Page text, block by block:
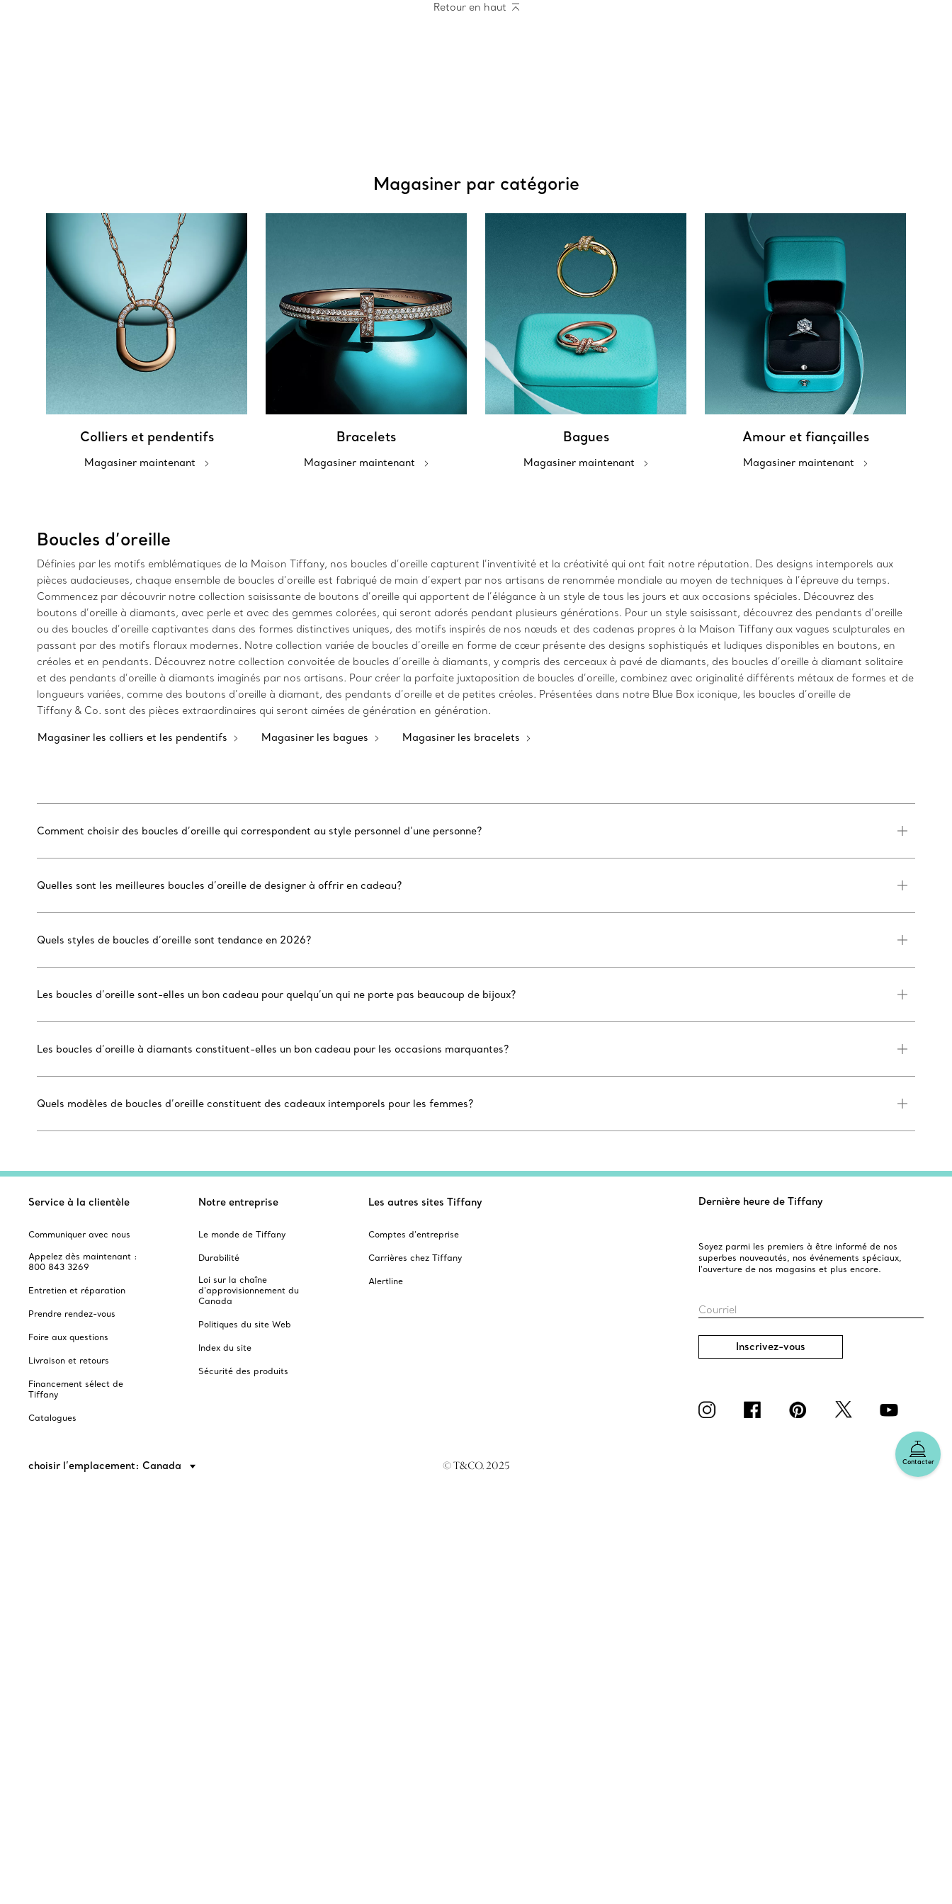
Retour en haut
Magasiner par catégorie
Colliers et pendentifs
Magasiner maintenant
Bracelets
Magasiner maintenant
Bagues
Magasiner maintenant
Amour et fiançailles
Magasiner maintenant
Boucles d’oreille
Définies par les motifs emblématiques de la Maison Tiffany, nos boucles d’oreille capturent l’inventivité et la créativité qui ont fait notre réputation. Des designs intemporels aux
pièces audacieuses, chaque ensemble de boucles d’oreille est fabriqué de main d’expert par nos artisans de renommée mondiale au moyen de techniques à l’épreuve du temps.
Commencez par découvrir notre collection saisissante de boutons d’oreille qui apportent de l’élégance à un style de tous les jours et aux occasions spéciales. Découvrez des
boutons d’oreille à diamants, avec perle et avec des gemmes colorées, qui seront adorés pendant plusieurs générations. Pour un style saisissant, découvrez des pendants d’oreille
ou des boucles d’oreille captivantes dans des formes distinctives uniques, des motifs inspirés de nos nœuds et des cadenas propres à la Maison Tiffany aux vagues sculpturales en
passant par des motifs floraux modernes. Notre collection variée de boucles d’oreille en forme de cœur présente des designs sophistiqués et ludiques disponibles en boutons, en
créoles et en pendants. Découvrez notre collection convoitée de boucles d’oreille à diamants, y compris des cerceaux à pavé de diamants, des boucles d’oreille à diamant solitaire
et des pendants d’oreille à diamants imaginés par nos artisans. Pour créer la parfaite juxtaposition de boucles d’oreille, combinez avec originalité différents métaux de formes et de
longueurs variées, comme des boutons d’oreille à diamant, des pendants d’oreille et de petites créoles. Présentées dans notre Blue Box iconique, les boucles d’oreille de
Tiffany & Co. sont des pièces extraordinaires qui seront aimées de génération en génération.
Magasiner les colliers et les pendentifs Magasiner les bagues Magasiner les bracelets
Comment choisir des boucles d’oreille qui correspondent au style personnel d’une personne?
Quelles sont les meilleures boucles d’oreille de designer à offrir en cadeau?
Quels styles de boucles d’oreille sont tendance en 2026?
Les boucles d’oreille sont-elles un bon cadeau pour quelqu’un qui ne porte pas beaucoup de bijoux?
Les boucles d’oreille à diamants constituent-elles un bon cadeau pour les occasions marquantes?
Quels modèles de boucles d’oreille constituent des cadeaux intemporels pour les femmes?
Contacter
Service à la clientèle
Communiquer avec nous
Appelez dès maintenant :
800 843 3269
Entretien et réparation
Prendre rendez-vous
Foire aux questions
Livraison et retours
Financement sélect de
Tiffany
Catalogues
Notre entreprise
Le monde de Tiffany
Durabilité
Loi sur la chaîne
d'approvisionnement du
Canada
Politiques du site Web
Index du site
Sécurité des produits
Les autres sites Tiffany
Comptes d’entreprise
Carrières chez Tiffany
Alertline
Dernière heure de Tiffany
Soyez parmi les premiers à être informé de nos
superbes nouveautés, nos événements spéciaux,
l’ouverture de nos magasins et plus encore.
Courriel
Inscrivez-vous
choisir l’emplacement: Canada © T&CO. 2025